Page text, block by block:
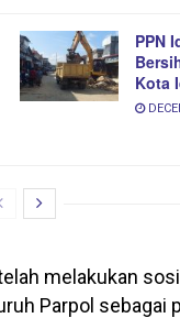
PPN
Kota
melakukan
Parpol sebagai